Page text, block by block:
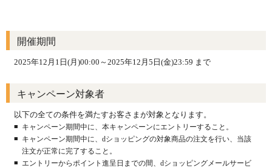
開催期間
2025年12月1日(月)00:00～2025年12月5日(金)23:59 まで
キャンペーン対象者
以下の全ての条件を満たすお客さまが対象となります。
キャンペーン期間中に、本キャンペーンにエントリーすること。
キャンペーン期間中に、dショッピングの対象商品の注文を行い、当該
注文が正常に完了すること。
エントリーからポイント進呈日までの間、dショッピングメールサービ